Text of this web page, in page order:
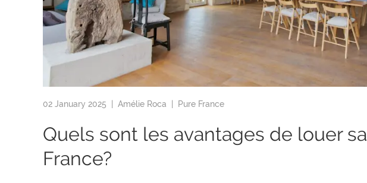
02 January 2025 | Amélie Roca Pure France
Quels sont les avantages de louer
France?